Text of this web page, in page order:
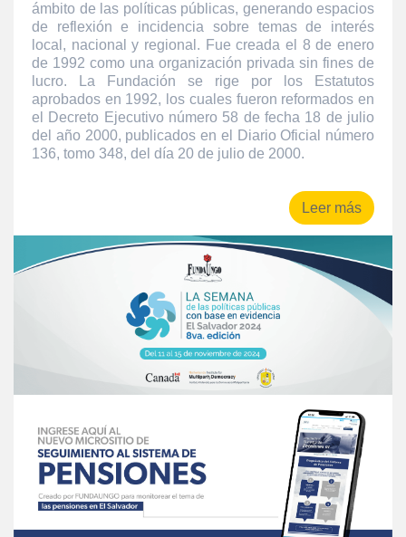
ámbito de las políticas públicas, generando espacios
de reflexión e incidencia sobre temas de interés
local, nacional y regional. Fue creada el 8 de enero
de 1992 como una organización privada sin fines de
lucro. La Fundación se rige por los Estatutos
aprobados en 1992, los cuales fueron reformados en
el Decreto Ejecutivo número 58 de fecha 18 de julio
del año 2000, publicados en el Diario Oficial número
136, tomo 348, del día 20 de julio de 2000.
Leer más